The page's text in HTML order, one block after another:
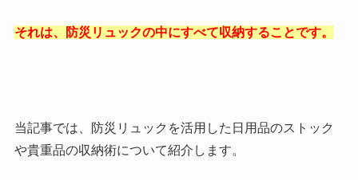
それは、防災リュックの中にすべて収納することです。
当記事では、防災リュックを活用した日用品のストック
や貴重品の収納術について紹介します。